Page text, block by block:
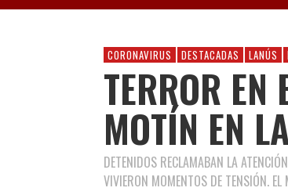
CORONAVIRUS DESTACADAS LANÚS
TERROR
MOTÍN EN
DETENIDOS RECLAMABAN LA
VIVIERON MOMENTOS DE TENSIÓN.